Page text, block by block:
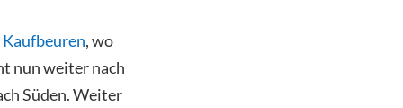
Kaufbeuren, wo
nun weiter nach
Süden. Weiter